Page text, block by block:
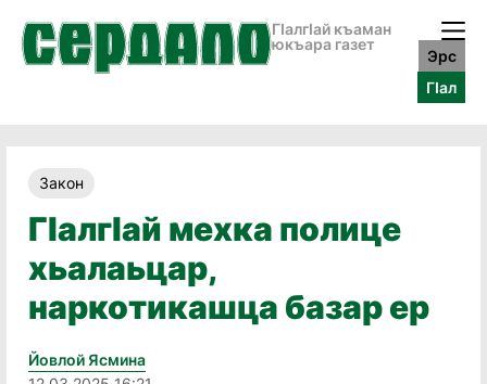
ГӀалгӀай къаман
юкъара газет
Эрс
ГӀал
Закон
ГӏалгӀай мехка полице
хьалаьцар,
наркотикашца базар ер
Йовлой Ясмина